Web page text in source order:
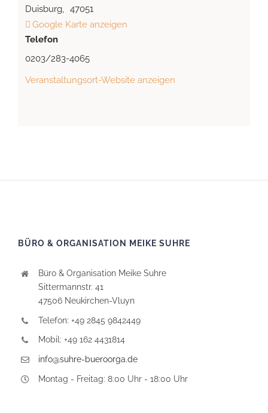
Duisburg, 47051
Google Karte anzeigen
Telefon
0203/283-4065
Veranstaltungsort-Website anzeigen
BÜRO & ORGANISATION MEIKE SUHRE
Büro & Organisation Meike Suhre
Sittermannstr. 41
47506 Neukirchen-Vluyn
Telefon: +49 2845 9842449
Mobil: +49 162 4431814
info@suhre-bueroorga.de
Montag - Freitag: 8:00 Uhr - 18:00 Uhr